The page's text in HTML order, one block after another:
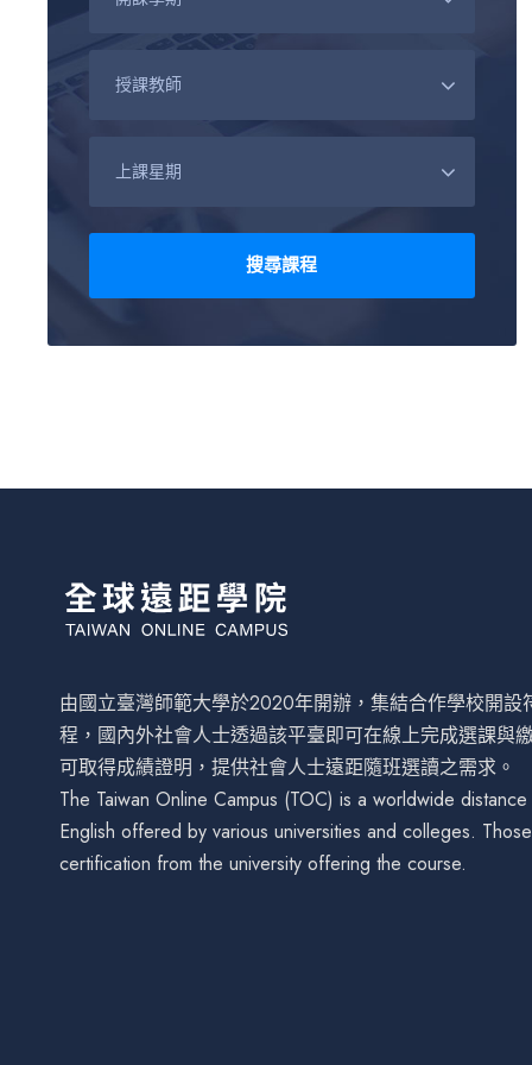
由國立臺灣師範大學於2020年開辦，集結合作學校開
程，國內外社會人士透過該平臺即可在線上完成選課與
可取得成績證明，提供社會人士遠距隨班選讀之需求。
The Taiwan Online Campus (TOC) is a worldwide
English offered by various universities and colleges.
certification from the university offering the course.